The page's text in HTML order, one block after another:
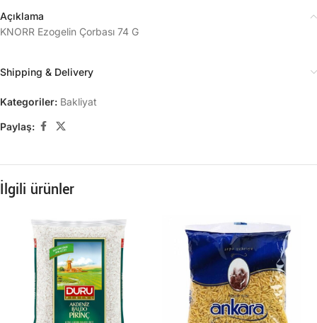
Açıklama
KNORR Ezogelin Çorbası 74 G
Shipping & Delivery
Kategoriler: Bakliyat
Paylaş:
İlgili ürünler